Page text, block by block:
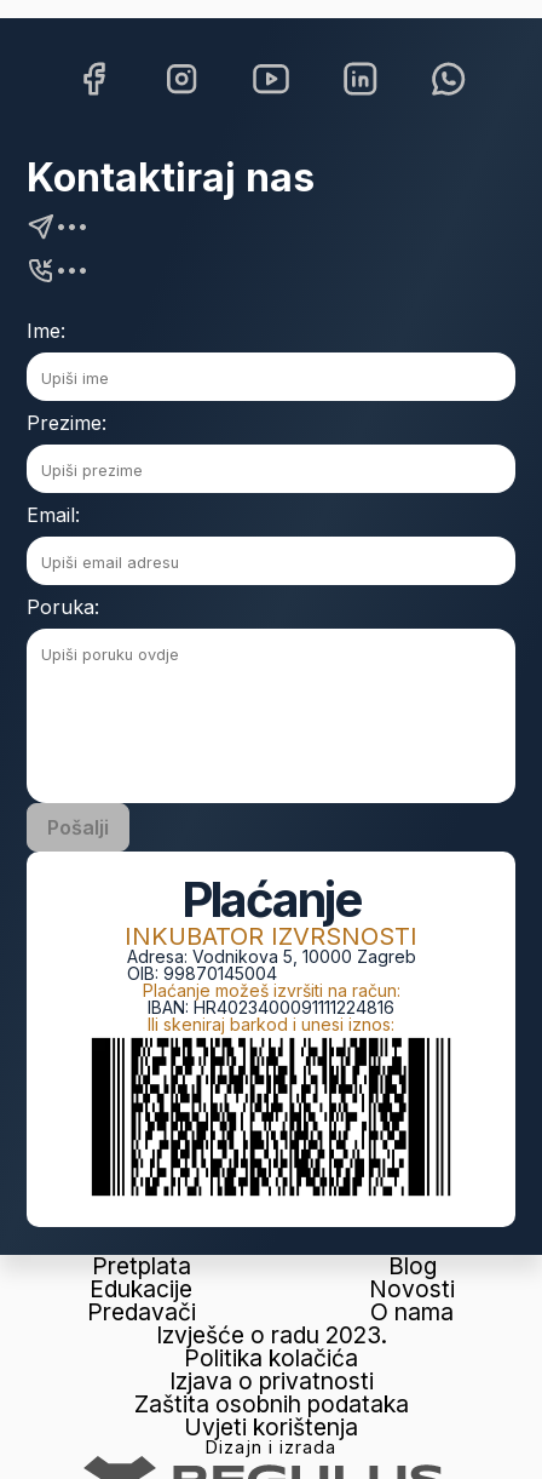
Kontaktiraj nas
•••
•••
Ime:
Prezime:
Email:
Poruka:
Pošalji
Plaćanje
INKUBATOR IZVRSNOSTI
Adresa: Vodnikova 5, 10000 Zagreb
OIB: 99870145004
Plaćanje možeš izvršiti na račun:
IBAN: HR4023400091111224816
Ili skeniraj barkod i unesi iznos:
Pretplata
Edukacije
Predavači
Blog
Novosti
O nama
Izvješće o radu 2023.
Politika kolačića
Izjava o privatnosti
Zaštita osobnih podataka
Uvjeti korištenja
Dizajn i izrada